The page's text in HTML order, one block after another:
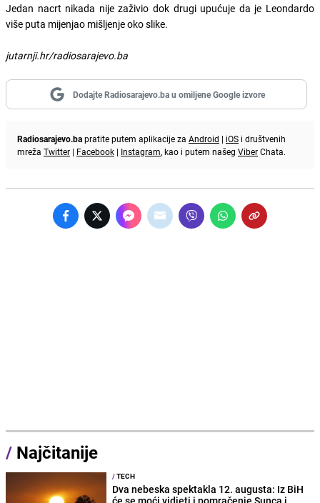
Jedan nacrt nikada nije zaživio dok drugi upućuje da je Leondardo
više puta mijenjao mišljenje oko slike.
jutarnji.hr/radiosarajevo.ba
Dodajte Radiosarajevo.ba u omiljene Google izvore
Radiosarajevo.bapratite putem aplikacije za Android | iOS i društvenih
mreža Twitter | Facebook | Instagram, kao i putem našeg ViberChata.
/ Najčitanije
/TECH
Dva nebeska spektakla 12. augusta: Iz BiH